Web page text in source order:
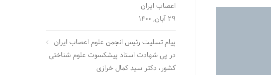
اعصاب ایران
29 آبان, 1400
پیام تسلیت رئیس انجمن علوم اعصاب ایران
در پی شهادت استاد پیشکسوت علوم شناختی
کشور، دکتر سید کمال خرازی